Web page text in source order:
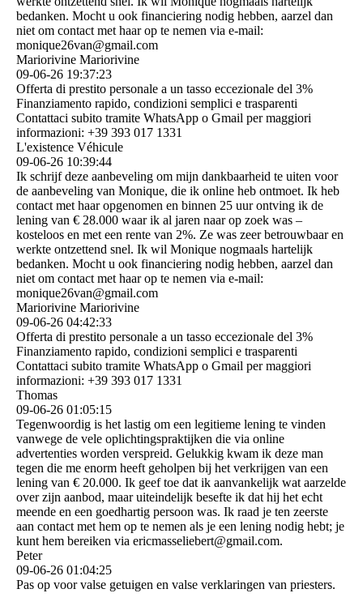
bedanken. Mocht u ook financiering nodig hebben, aarzel dan
niet om contact met haar op te nemen via e-mail:
monique26van@gmail.com
Mariorivine Mariorivine
09-06-26 19:37:23
Offerta di prestito personale a un tasso eccezionale del 3%
Finanziamento rapido, condizioni semplici e trasparenti
Contattaci subito tramite WhatsApp o Gmail per maggiori
informazioni: +39 393 017 1331
L'existence Véhicule
09-06-26 10:39:44
Ik schrijf deze aanbeveling om mijn dankbaarheid te uiten voor
de aanbeveling van Monique, die ik online heb ontmoet. Ik heb
contact met haar opgenomen en binnen 25 uur ontving ik de
lening van € 28.000 waar ik al jaren naar op zoek was –
kosteloos en met een rente van 2%. Ze was zeer betrouwbaar en
werkte ontzettend snel. Ik wil Monique nogmaals hartelijk
bedanken. Mocht u ook financiering nodig hebben, aarzel dan
niet om contact met haar op te nemen via e-mail:
monique26van@gmail.com
Mariorivine Mariorivine
09-06-26 04:42:33
Offerta di prestito personale a un tasso eccezionale del 3%
Finanziamento rapido, condizioni semplici e trasparenti
Contattaci subito tramite WhatsApp o Gmail per maggiori
informazioni: +39 393 017 1331
Thomas
09-06-26 01:05:15
Tegenwoordig is het lastig om een ​​legitieme lening te vinden
vanwege de vele oplichtingspraktijken die via online
advertenties worden verspreid. Gelukkig kwam ik deze man
tegen die me enorm heeft geholpen bij het verkrijgen van een
lening van € 20.000. Ik geef toe dat ik aanvankelijk wat aarzelde
over zijn aanbod, maar uiteindelijk besefte ik dat hij het echt
meende en een goedhartig persoon was. Ik raad je ten zeerste
aan contact met hem op te nemen als je een lening nodig hebt; je
kunt hem bereiken via ericmasseliebert@­gmail.­com.­
Peter
09-06-26 01:04:25
Pas op voor valse getuigen en valse verklaringen van priesters.